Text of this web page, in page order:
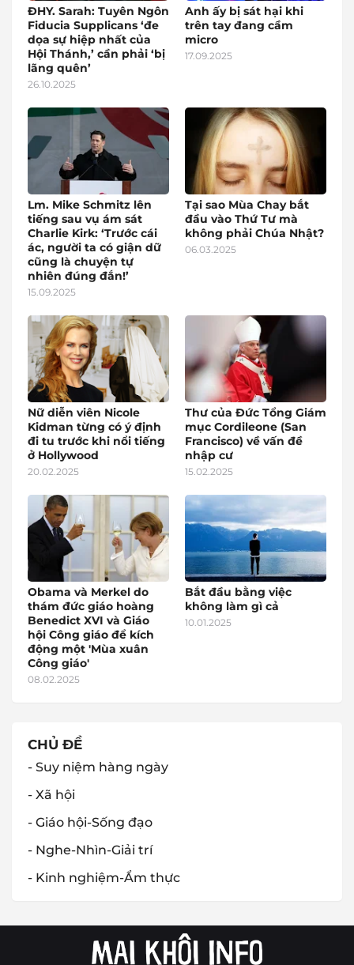
ĐHY. Sarah: Tuyên Ngôn
Fiducia Supplicans ‘đe
dọa sự hiệp nhất của
Hội Thánh,’ cần phải ‘bị
lãng quên’
26.10.2025
Anh ấy bị sát hại khi
trên tay đang cầm
micro
17.09.2025
Lm. Mike Schmitz lên
tiếng sau vụ ám sát
Charlie Kirk: ‘Trước cái
ác, người ta có giận dữ
cũng là chuyện tự
nhiên đúng đắn!’
15.09.2025
Tại sao Mùa Chay bắt
đầu vào Thứ Tư mà
không phải Chúa Nhật?
06.03.2025
Nữ diễn viên Nicole
Kidman từng có ý định
đi tu trước khi nổi tiếng
ở Hollywood
20.02.2025
Thư của Đức Tổng Giám
mục Cordileone (San
Francisco) về vấn đề
nhập cư
15.02.2025
Obama và Merkel do
thám đức giáo hoàng
Benedict XVI và Giáo
hội Công giáo để kích
động một 'Mùa xuân
Công giáo'
08.02.2025
Bắt đầu bằng việc
không làm gì cả
10.01.2025
CHỦ ĐỀ
- Suy niệm hàng ngày
- Xã hội
- Giáo hội-Sống đạo
- Nghe-Nhìn-Giải trí
- Kinh nghiệm-Ẩm thực